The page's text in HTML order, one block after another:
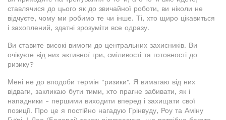
ставлячися до цього як до звичайної роботи, ви ніколи не
відчуєте, чому ми робимо те чи інше. Ті, хто щиро цікавиться
і захоплений, здатні зрозуміти все одразу.
Ви ставите високі вимоги до центральних захисників. Ви
очікуєте від них активної гри, сміливості та готовності до
ризику?
Мені не до вподоби термін "ризики". Я вимагаю від них
відваги, закликаю бути тими, хто прагне забивати, як і
нападники - першими виходити вперед і захищати свої
позиції. Про це я постійно нагадую Грінвуду, Роу та Аміну